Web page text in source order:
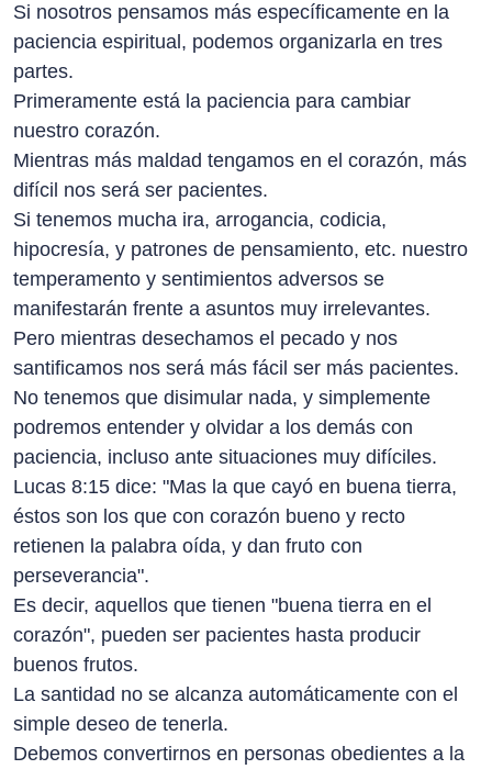
Si nosotros pensamos más específicamente en la
paciencia espiritual, podemos organizarla en tres
partes.
Primeramente está la paciencia para cambiar
nuestro corazón.
Mientras más maldad tengamos en el corazón, más
difícil nos será ser pacientes.
Si tenemos mucha ira, arrogancia, codicia,
hipocresía, y patrones de pensamiento, etc. nuestro
temperamento y sentimientos adversos se
manifestarán frente a asuntos muy irrelevantes.
Pero mientras desechamos el pecado y nos
santificamos nos será más fácil ser más pacientes.
No tenemos que disimular nada, y simplemente
podremos entender y olvidar a los demás con
paciencia, incluso ante situaciones muy difíciles.
Lucas 8:15 dice: "Mas la que cayó en buena tierra,
éstos son los que con corazón bueno y recto
retienen la palabra oída, y dan fruto con
perseverancia".
Es decir, aquellos que tienen "buena tierra en el
corazón", pueden ser pacientes hasta producir
buenos frutos.
La santidad no se alcanza automáticamente con el
simple deseo de tenerla.
Debemos convertirnos en personas obedientes a la